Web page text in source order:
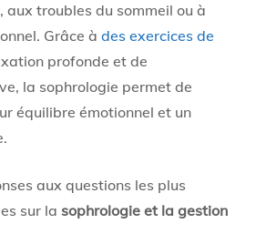
aux troubles du sommeil ou à
Grâce à des exercices de
profonde et de
la sophrologie permet de
équilibre émotionnel et un
aux questions les plus
sur la sophrologie et la gestion